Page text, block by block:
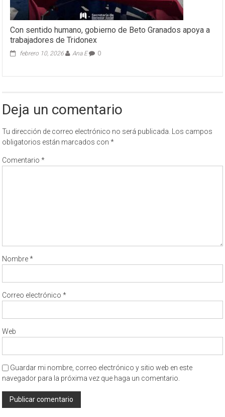
Con sentido humano, gobierno de Beto Granados apoya a
trabajadores de Tridonex
febrero 10, 2026 Ana E 0
Deja un comentario
Tu dirección de correo electrónico no será publicada.
Los campos
obligatorios están marcados con*
Comentario*
Nombre*
Correo electrónico*
Web
Guardar mi nombre, correo electrónico y sitio web en este
navegador para la próxima vez que haga un comentario.